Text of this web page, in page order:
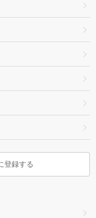
登録する